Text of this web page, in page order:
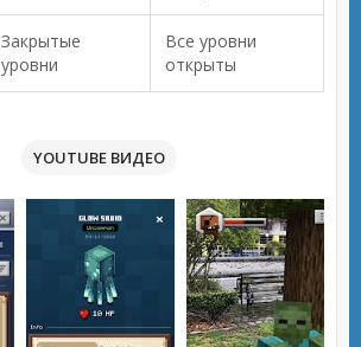
Закрытые
уровни
Все уровни
открыты
YOUTUBE ВИДЕО